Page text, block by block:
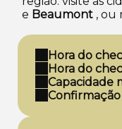
e Beaumont , ou
Hora do
Hora do
Capacidade
Confirmação